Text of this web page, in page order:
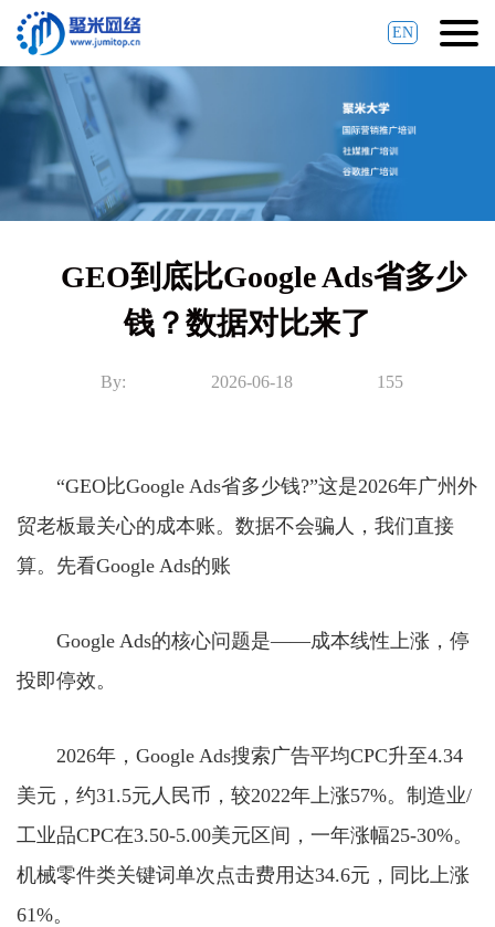
EN
GEO到底比Google Ads省多少
钱？数据对比来了
By: 2026-06-18 155
“GEO比Google Ads省多少钱?”这是2026年广州外
贸老板最关心的成本账。数据不会骗人，我们直接
算。先看Google Ads的账
Google Ads的核心问题是——成本线性上涨，停
投即停效。
2026年，Google Ads搜索广告平均CPC升至4.34
美元，约31.5元人民币，较2022年上涨57%。制造业/
工业品CPC在3.50-5.00美元区间，一年涨幅25-30%。
机械零件类关键词单次点击费用达34.6元，同比上涨
61%。